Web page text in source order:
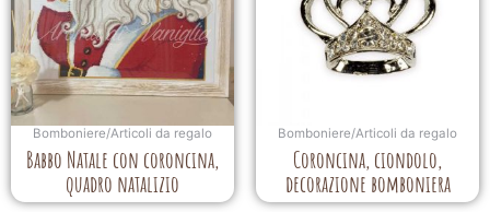
Bomboniere/Articoli da regalo
Babbo Natale con coroncina,
quadro natalizio
Bomboniere/Articoli da regalo
Coroncina, ciondolo,
decorazione bomboniera